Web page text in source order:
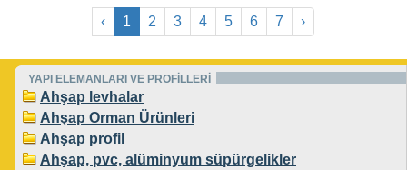
‹ 1 2 3 4 5 6 7 ›
YAPI ELEMANLARI VE PROFİLLERİ
Ahşap levhalar
Ahşap Orman Ürünleri
Ahşap profil
Ahşap, pvc, alüminyum süpürgelikler